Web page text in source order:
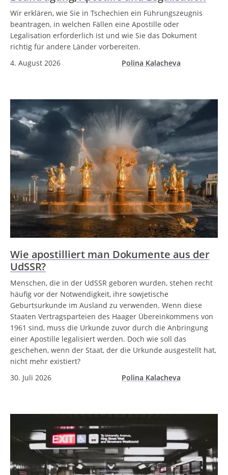
Wir erklären, wie Sie in Tschechien ein Führungszeugnis
beantragen, in welchen Fällen eine Apostille oder
Legalisation erforderlich ist und wie Sie das Dokument
richtig für andere Länder vorbereiten.
4. August 2026
Polina Kalacheva
Wie apostilliert man Dokumente aus der
UdSSR?
Menschen, die in der UdSSR geboren wurden, stehen recht
häufig vor der Notwendigkeit, ihre sowjetische
Geburtsurkunde im Ausland zu verwenden. Wenn diese
Staaten Vertragsparteien des Haager Übereinkommens von
1961 sind, muss die Urkunde zuvor durch die Anbringung
einer Apostille legalisiert werden. Doch wie soll das
geschehen, wenn der Staat, der die Urkunde ausgestellt hat,
nicht mehr existiert?
30. Juli 2026
Polina Kalacheva